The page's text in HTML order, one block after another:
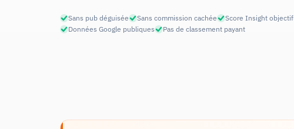
Sans pub déguisée Sans commission cachée Score Insight objectif
Données Google publiques
Pas de classement payant